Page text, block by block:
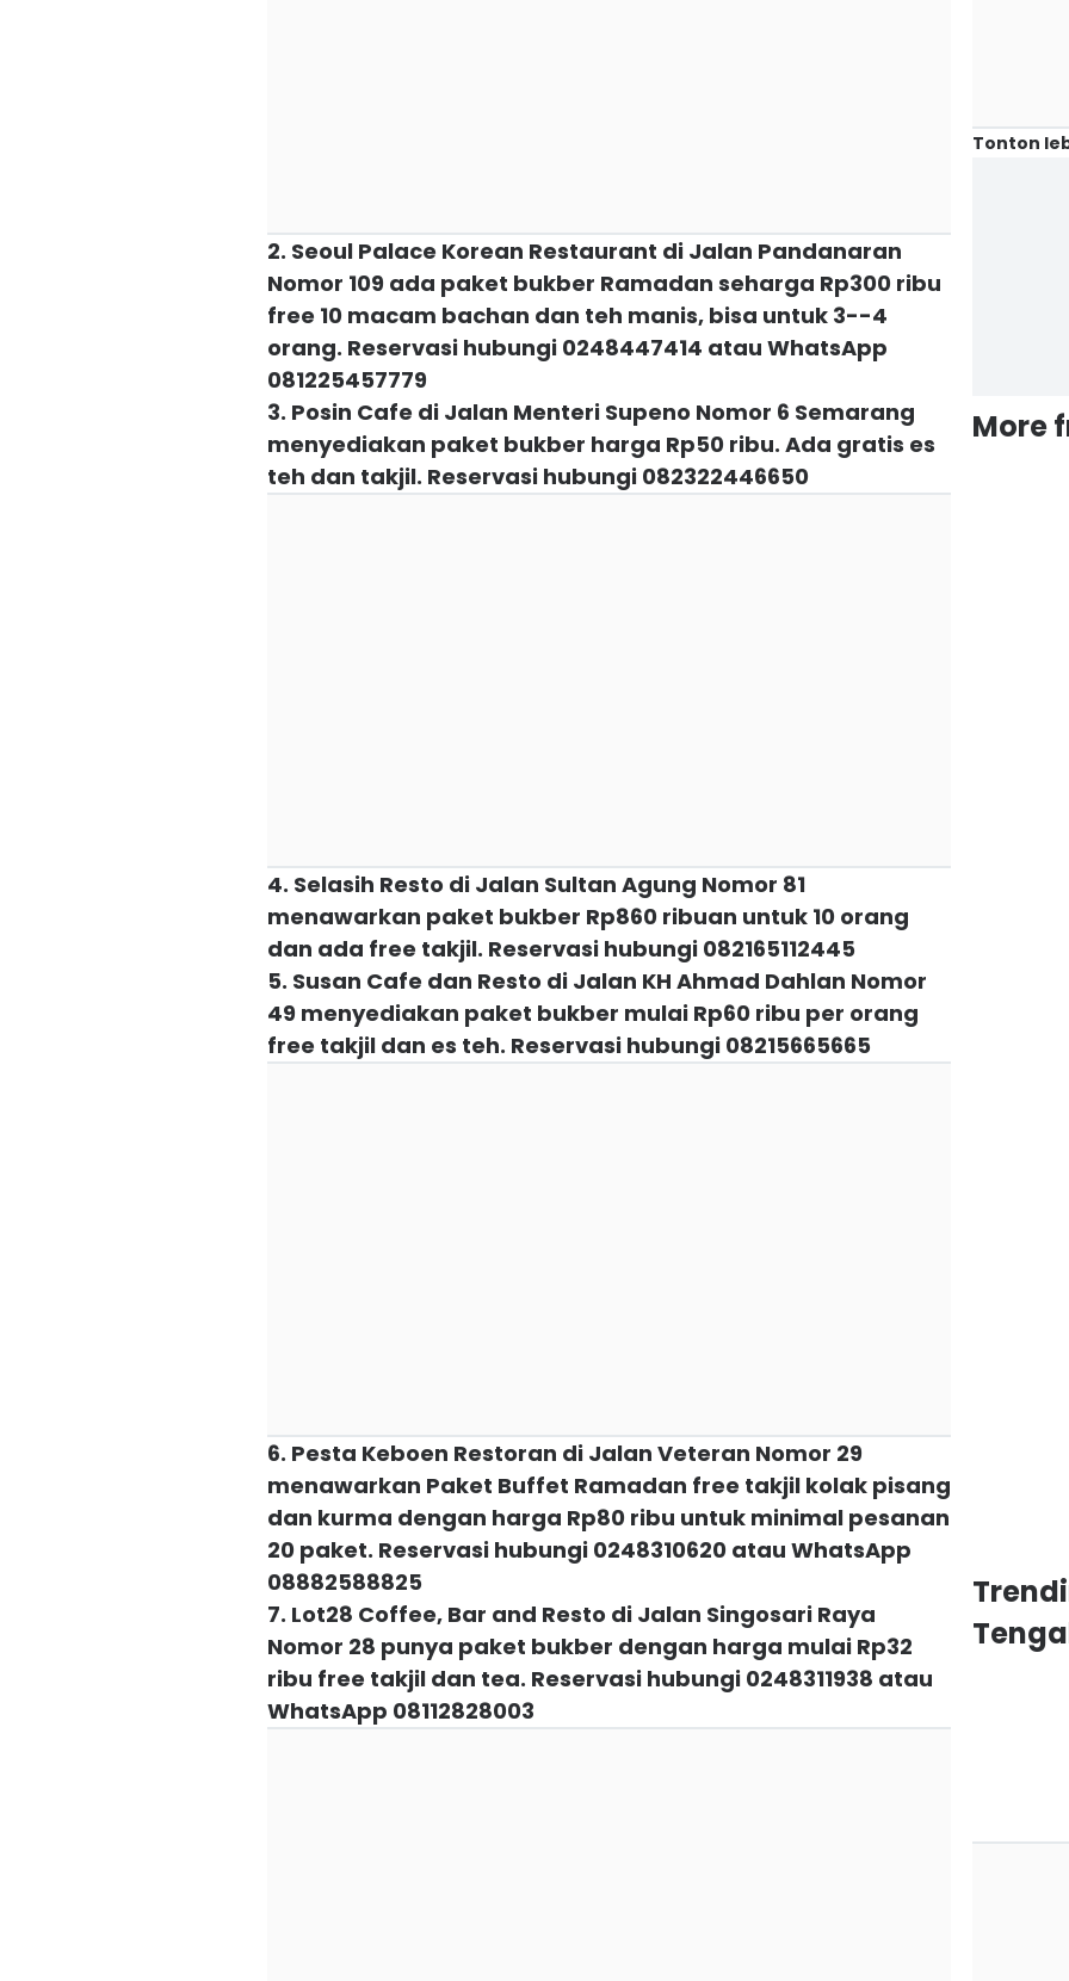
2. Seoul Palace Korean Restaurant di Jalan Pandanaran
Nomor 109 ada paket bukber Ramadan seharga Rp300 ribu
free 10 macam bachan dan teh manis, bisa untuk 3--4
orang. Reservasi hubungi 0248447414 atau WhatsApp
081225457779
3. Posin Cafe di Jalan Menteri Supeno Nomor 6 Semarang
menyediakan paket bukber harga Rp50 ribu. Ada gratis es
teh dan takjil. Reservasi hubungi 082322446650
4. Selasih Resto di Jalan Sultan Agung Nomor 81
menawarkan paket bukber Rp860 ribuan untuk 10 orang
dan ada free takjil. Reservasi hubungi 082165112445
5. Susan Cafe dan Resto di Jalan KH Ahmad Dahlan Nomor
49 menyediakan paket bukber mulai Rp60 ribu per orang
free takjil dan es teh. Reservasi hubungi 08215665665
6. Pesta Keboen Restoran di Jalan Veteran Nomor 29
menawarkan Paket Buffet Ramadan free takjil kolak pisang
dan kurma dengan harga Rp80 ribu untuk minimal pesanan
20 paket. Reservasi hubungi 0248310620 atau WhatsApp
08882588825
7. Lot28 Coffee, Bar and Resto di Jalan Singosari Raya
Nomor 28 punya paket bukber dengan harga mulai Rp32
ribu free takjil dan tea. Reservasi hubungi 0248311938 atau
WhatsApp 08112828003
Tonton
More